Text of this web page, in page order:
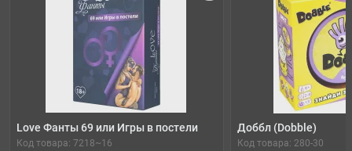
Love Фанты 69 или Игры в постели
Код товара: 7218~16
Доббл (Dobble)
Код товара: 280-30